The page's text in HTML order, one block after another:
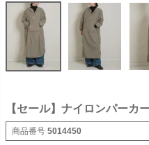
【セール】ナイロンパ
商品番号 5014450